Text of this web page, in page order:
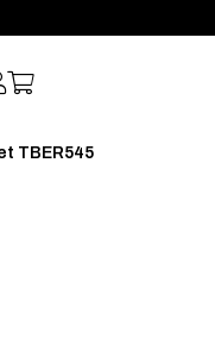
TBER545